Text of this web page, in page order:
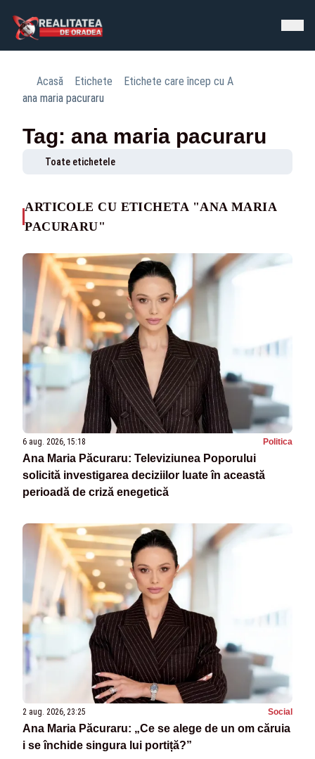
Acasă Etichete
Etichete care încep cu A
ana maria pacuraru
Tag: ana maria pacuraru
Toate etichetele
ARTICOLE CU ETICHETA "ANA MARIA
PACURARU"
6 aug. 2026, 15:18 Politica
Ana Maria Păcuraru: Televiziunea Poporului
solicită investigarea deciziilor luate în această
perioadă de criză enegetică
2 aug. 2026, 23:25 Social
Ana Maria Păcuraru: „Ce se alege de un om căruia
i se închide singura lui portiță?”